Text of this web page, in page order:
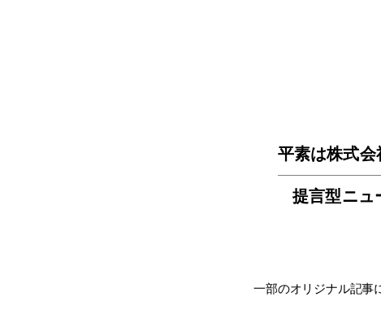
平素は株式会
提言型ニュ
一部のオリジナル記事